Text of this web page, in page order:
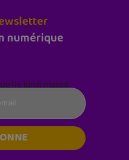
numérique
(le lundi matin)